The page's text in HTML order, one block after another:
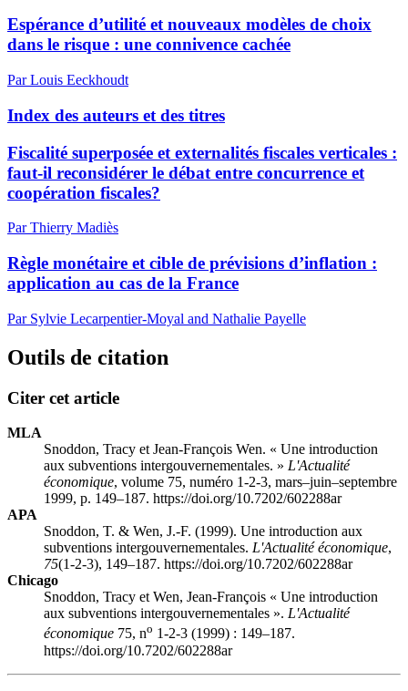
Espérance d’utilité et nouveaux modèles de choix
dans le risque : une connivence cachée
Par Louis Eeckhoudt
Index des auteurs et des titres
Fiscalité superposée et externalités fiscales verticales :
faut-il reconsidérer le débat entre concurrence et
coopération fiscales?
Par Thierry Madiès
Règle monétaire et cible de prévisions d’inflation :
application au cas de la France
Par Sylvie Lecarpentier-Moyal and Nathalie Payelle
Outils de citation
Citer cet article
MLA
Snoddon, Tracy et Jean-François Wen. « Une introduction
aux subventions intergouvernementales. » L'Actualité
économique, volume 75, numéro 1-2-3, mars–juin–septembre
1999, p. 149–187. https://doi.org/10.7202/602288ar
APA
Snoddon, T. & Wen, J.-F. (1999). Une introduction aux
subventions intergouvernementales. L'Actualité économique,
75(1-2-3), 149–187. https://doi.org/10.7202/602288ar
Chicago
Snoddon, Tracy et Wen, Jean-François « Une introduction
aux subventions intergouvernementales ». L'Actualité
économique 75, no 1-2-3 (1999) : 149–187.
https://doi.org/10.7202/602288ar